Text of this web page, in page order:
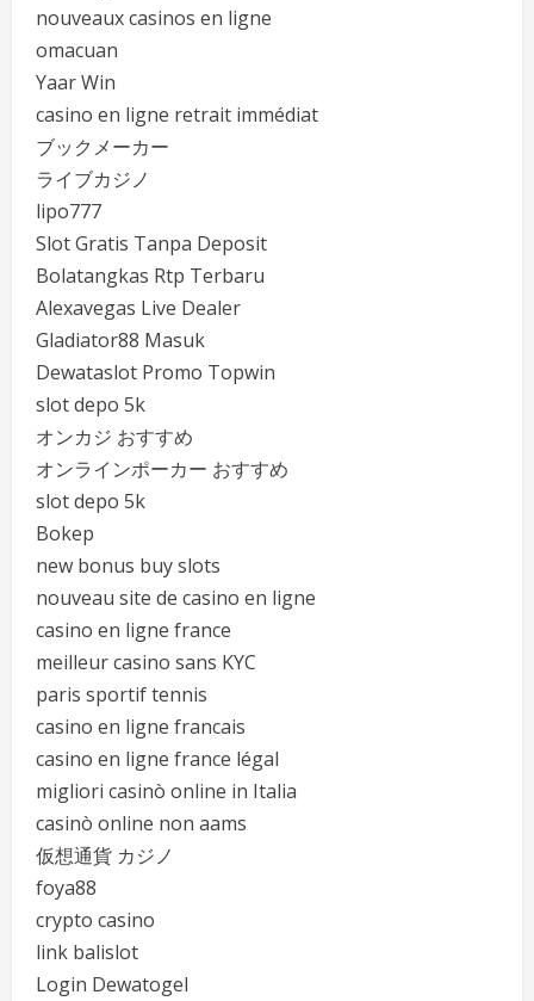
nouveaux casinos en ligne
omacuan
Yaar Win
casino en ligne retrait immédiat
ブックメーカー
ライブカジノ
lipo777
Slot Gratis Tanpa Deposit
Bolatangkas Rtp Terbaru
Alexavegas Live Dealer
Gladiator88 Masuk
Dewataslot Promo Topwin
slot depo 5k
オンカジ おすすめ
オンラインポーカー おすすめ
slot depo 5k
Bokep
new bonus buy slots
nouveau site de casino en ligne
casino en ligne france
meilleur casino sans KYC
paris sportif tennis
casino en ligne francais
casino en ligne france légal
migliori casinò online in Italia
casinò online non aams
仮想通貨 カジノ
foya88
crypto casino
link balislot
Login Dewatogel